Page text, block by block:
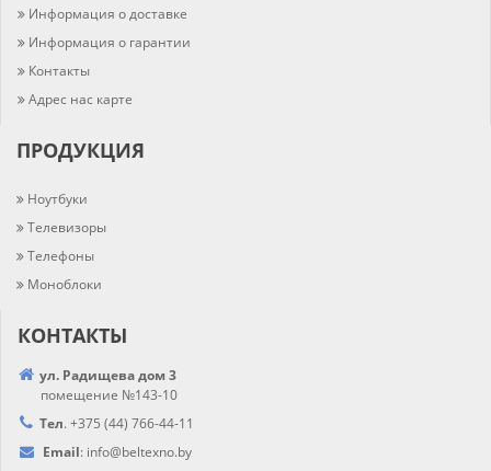
Информация о доставке
Информация о гарантии
Контакты
Адрес нас карте
ПРОДУКЦИЯ
Ноутбуки
Телевизоры
Телефоны
Моноблоки
КОНТАКТЫ
ул. Радищева дом 3
помещение №143-10
Тел. +375 (44) 766-44-11
Email: info@beltexno.by